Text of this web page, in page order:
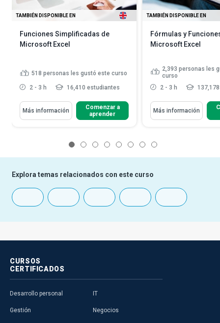
TAMBIÉN DISPONIBLE EN
Funciones Simplificadas de
Microsoft Excel
518 personas les gustó este curso
2 - 3 h 16,410 estudiantes
Más información
Comenzar a
aprender
TAMBIÉN DISPONIBLE EN
Fórmulas y
Microsoft Excel
2,393 personas les
curso
2 - 3 h
Más información
Explora temas relacionados con este curso
CURSOS
CERTIFICADOS
Desarrollo personal
Gestión
IT
Negocios